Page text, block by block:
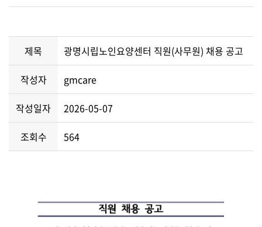
제목 광명시립노인요양센터 직원(사무원) 채용 공고
작성자 gmcare
작성일자 2026-05-07
조회수 564